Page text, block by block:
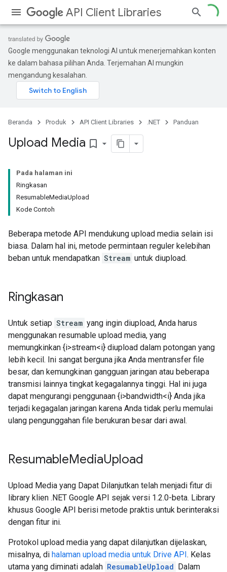
API Client Libraries
Google menggunakan teknologi AI untuk menerjemahkan konten
ke dalam bahasa pilihan Anda. Terjemahan AI mungkin
mengandung kesalahan.
Beranda Produk API Client Libraries .NET Panduan
Upload Media bookmark_border
Pada halaman ini
Ringkasan
ResumableMediaUpload
Kode Contoh
Beberapa metode API mendukung upload media selain isi
biasa. Dalam hal ini, metode permintaan reguler kelebihan
beban untuk mendapatkan Stream untuk diupload.
Ringkasan
Untuk setiap Stream yang ingin diupload, Anda harus
menggunakan resumable upload media, yang
memungkinkan {i>stream<i} diupload dalam potongan yang
lebih kecil. Ini sangat berguna jika Anda mentransfer file
besar, dan kemungkinan gangguan jaringan atau beberapa
transmisi lainnya tingkat kegagalannya tinggi. Hal ini juga
dapat mengurangi penggunaan {i>bandwidth<i} Anda jika
terjadi kegagalan jaringan karena Anda tidak perlu memulai
ulang pengunggahan file berukuran besar dari awal.
ResumableMediaUpload
Upload Media yang Dapat Dilanjutkan telah menjadi fitur di
library klien .NET Google API sejak versi 1.2.0-beta. Library
khusus Google API berisi metode praktis untuk berinteraksi
dengan fitur ini.
Protokol upload media yang dapat dilanjutkan dijelaskan,
misalnya, di halaman upload media untuk Drive API. Kelas
utama yang diminati adalah ResumableUpload Dalam